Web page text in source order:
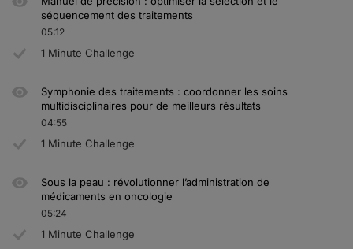
séquencement des traitements
05:12
1 Minute Challenge
Symphonie des traitements : coordonner les soins
multidisciplinaires pour de meilleurs résultats
04:55
1 Minute Challenge
Sous la peau : révolutionner l’administration de
médicaments en oncologie
05:24
1 Minute Challenge